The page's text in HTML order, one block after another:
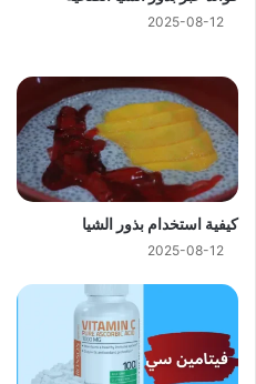
2025-08-12
كيفية استخدام بذور الشيا
2025-08-12